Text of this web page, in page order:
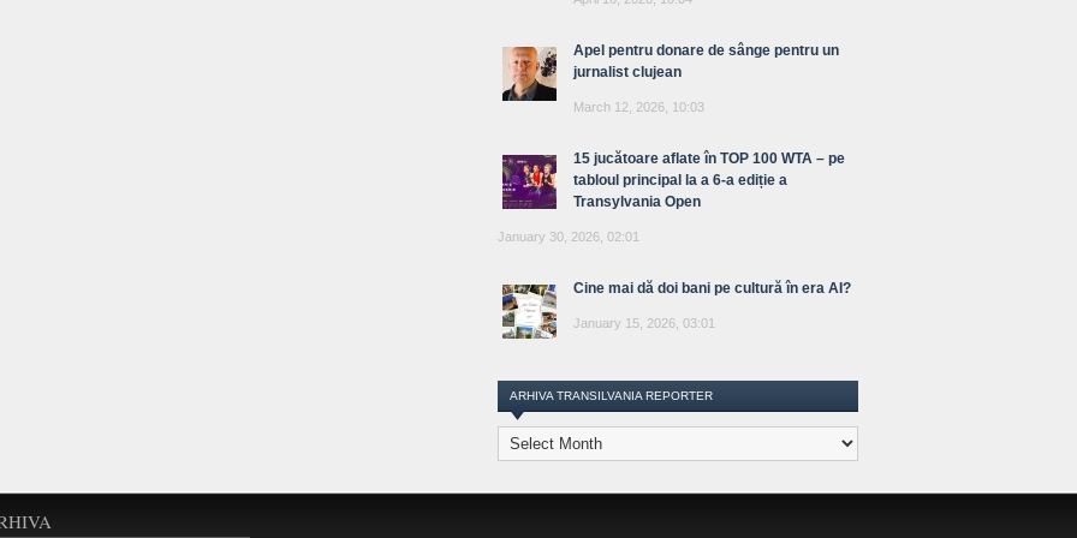
Apel pentru donare de sânge pentru un
jurnalist clujean
March 12, 2026, 10:03
15 jucătoare aflate în TOP 100 WTA – pe
tabloul principal la a 6-a ediție a
Transylvania Open
January 30, 2026, 02:01
Cine mai dă doi bani pe cultură în era AI?
January 15, 2026, 03:01
ARHIVA TRANSILVANIA REPORTER
Arhiva
Transilvania